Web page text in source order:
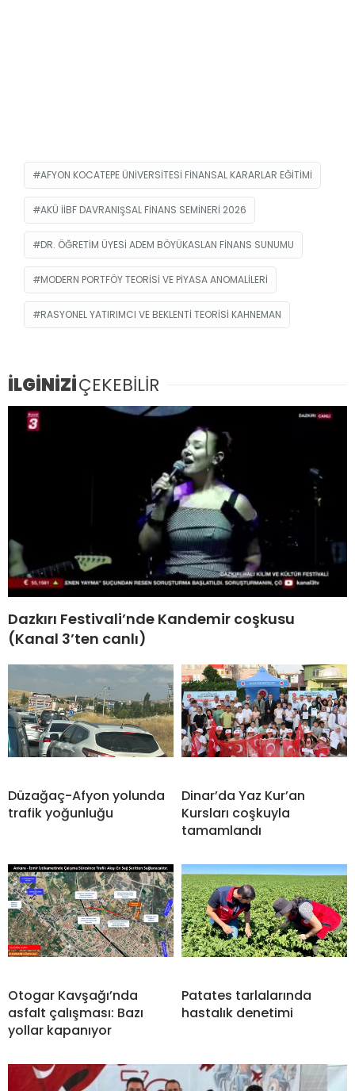
AFYON KOCATEPE ÜNIVERSITESI FINANSAL KARARLAR EĞITIMI
AKÜ IIBF DAVRANIŞSAL FINANS SEMINERI 2026
DR. ÖĞRETIM ÜYESI ADEM BÖYÜKASLAN FINANS SUNUMU
MODERN PORTFÖY TEORISI VE PIYASA ANOMALILERI
RASYONEL YATIRIMCI VE BEKLENTI TEORISI KAHNEMAN
İLGİNİZİÇEKEBİLİR
Dazkırı Festivali’nde Kandemir coşkusu
(Kanal 3’ten canlı)
Düzağaç-Afyon yolunda
trafik yoğunluğu
Dinar’da Yaz Kur’an
Kursları coşkuyla
tamamlandı
Otogar Kavşağı’nda
asfalt çalışması: Bazı
yollar kapanıyor
Patates tarlalarında
hastalık denetimi